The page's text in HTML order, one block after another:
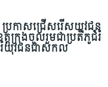
រកាសជ្រើសរើសយុវជន
តក្រុងចូលរួមជាប្រតិភូជំរំ
រំយុវជនជាសកល